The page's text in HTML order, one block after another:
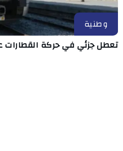
وطنية
تعطل جزئي في حركة القطارات